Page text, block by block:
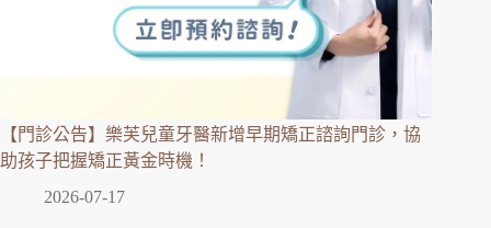
【門診公告】樂芙兒童牙醫新增早期矯正諮詢門診，協
助孩子把握矯正黃金時機！
2026-07-17